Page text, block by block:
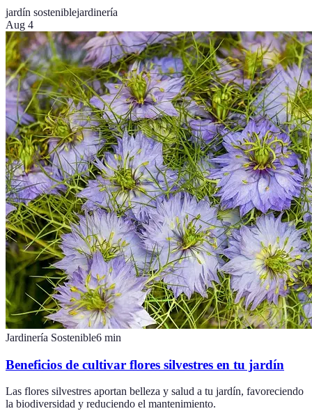
jardín sosteniblejardinería
Aug 4
Jardinería Sostenible6 min
Beneficios de cultivar flores silvestres en tu jardín
Las flores silvestres aportan belleza y salud a tu jardín, favoreciendo
la biodiversidad y reduciendo el mantenimiento.